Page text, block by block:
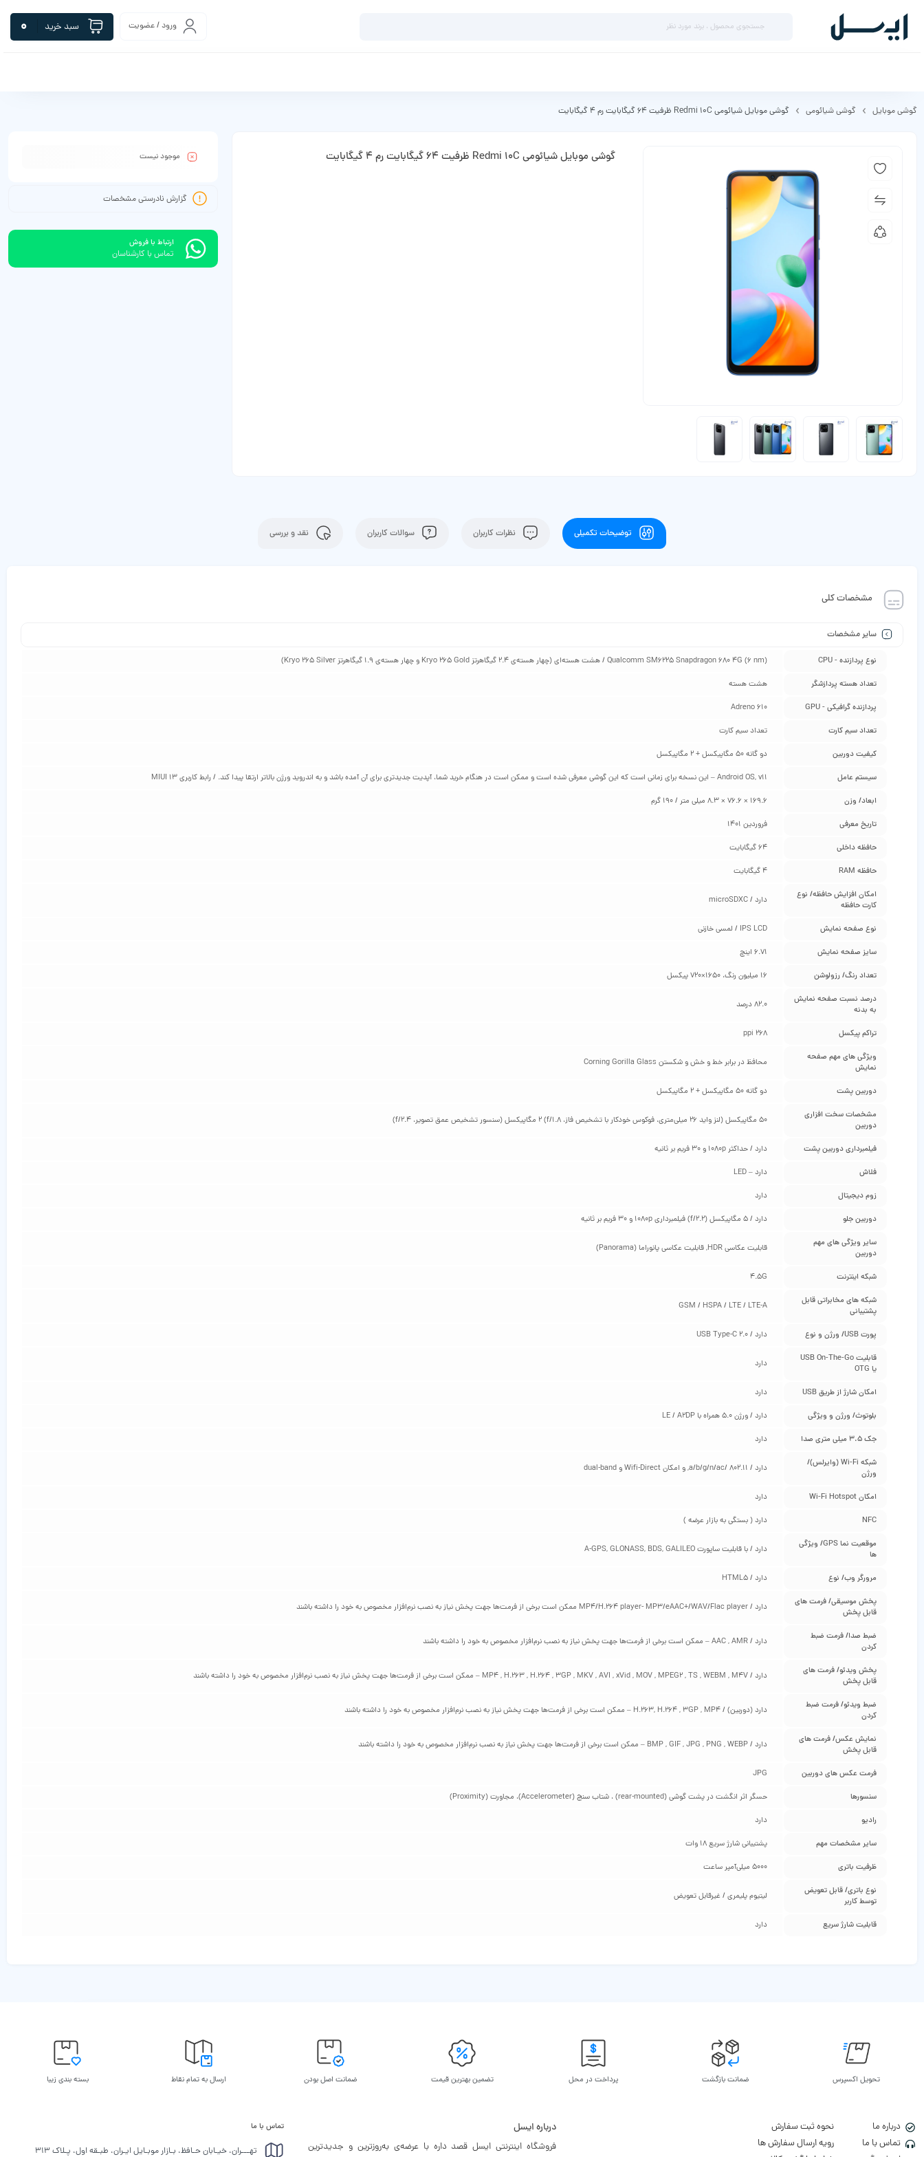
ورود / عضویت سبد خرید 0
گوشی موبایل گوشی شیائومی گوشی موبایل شیائومی Redmi 10C ظرفیت 64 گیگابایت رم 4 گیگابایت
گوشی موبایل شیائومی Redmi 10C ظرفیت 64 گیگابایت رم 4 گیگابایت موجود نیست
گزارش نادرستی مشخصات
ارتباط با فروش
تماس با کارشناسان
توضیحات تکمیلی نظرات کاربران سوالات کاربران نقد و بررسی
مشخصات کلی
سایر مشخصات
نوع پردازنده - CPU Qualcomm SM6225 Snapdragon 680 4G (6 nm) / هشت هسته‌ای (چهار هسته‌ی 2.4 گیگاهرتز Kryo 265 Gold و چهار هسته‌ی 1.9 گیگاهرتز Kryo 265 Silver)
تعداد هسته پردازشگر هشت هسته
پردازنده گرافیکی - GPU Adreno 610
تعداد سیم کارت تعداد سیم کارت
کیفیت دوربین دو گانه 50 مگاپیکسل + 2 مگاپیکسل
سیستم عامل Android OS, v11 – این نسخه برای زمانی است که این گوشی معرفی شده است و ممکن است در هنگام خرید شما، آپدیت جدیدتری برای آن آمده باشد و به اندروید ورژن بالاتر ارتقا پیدا کند. / رابط کاربری MIUI 13
ابعاد/ وزن 169.6 × 76.6 × 8.3 میلی متر / 190 گرم
تاریخ معرفی فروردین 1401
حافظه داخلی 64 گیگابایت
حافظه RAM 4 گیگابایت
امکان افزایش حافظه/ نوع
کارت حافظه
دارد / microSDXC
نوع صفحه نمایش IPS LCD / لمسی خازنی
سایز صفحه نمایش 6.71 اینچ
تعداد رنگ/ رزولوشن 16 میلیون رنگ، 1650×720 پیکسل
درصد نسبت صفحه نمایش
به بدنه
82.0 درصد
تراکم پیکسل 268 ppi
ویژگی‌ های مهم صفحه
نمایش
محافظ در برابر خط و خش و شکستن Corning Gorilla Glass
دوربین پشت دو گانه 50 مگاپیکسل + 2 مگاپیکسل
مشخصات سخت‌ افزاری
دوربین
50 مگاپیکسل (لنز واید 26 میلی‌متری، فوکوس خودکار با تشخیص فاز، f/1.8) 2 مگاپیکسل (سنسور تشخیص عمق تصویر، f/2.4)
فیلمبرداری دوربین پشت دارد / حداکثر 1080p و 30 فریم بر ثانیه
فلاش دارد – LED
زوم دیجیتال دارد
دوربین جلو دارد / 5 مگاپیکسل (f/2.2) فیلمبرداری 1080p و 30 فریم بر ثانیه
سایر ویژگی‌ های مهم
دوربین
قابلیت عکاسی HDR, قابلیت عکاسی پانوراما (Panorama)
شبکه اینترنت 4.5G
شبکه‌ های مخابراتی قابل
پشتیبانی
GSM / HSPA / LTE / LTE-A
پورت USB/ ورژن و نوع دارد / USB Type-C 2.0
قابلیت USB On-The-Go
یا OTG
دارد
امکان شارژ از طریق USB دارد
بلوتوث/ ورژن و ویژگی دارد / ورژن 5.0 همراه با LE / A2DP
جک 3.5 میلی متری صدا دارد
شبکه Wi-Fi (وایرلس)/
ورژن
دارد / 802.11 /a/b/g/n/ac, و امکان Wifi-Direct و dual-band
امکان Wi-Fi Hotspot دارد
NFC دارد ( بستگی به بازار عرضه )
موقعیت‌ نما GPS/ ویژگی‌
ها
دارد / با قابلیت ساپورت A-GPS, GLONASS, BDS, GALILEO
مرورگر وب/ نوع دارد / HTML5
پخش موسیقی/ فرمت‌ های
قابل پخش
دارد / MP4/H.264 player- MP3/eAAC+/WAV/Flac player ممکن است برخی از فرمت‌ها جهت پخش نیاز به نصب نرم‌افزار مخصوص به خود را داشته باشند
ضبط صدا/ فرمت ضبط
کردن
دارد / AAC , AMR – ممکن است برخی از فرمت‌ها جهت پخش نیاز به نصب نرم‌افزار مخصوص به خود را داشته باشند
پخش ویدئو/ فرمت‌ های
قابل پخش
دارد / MP4 , H.263 , H.264 , 3GP , MKV , AVI , xVid , MOV , MPEG2 , TS , WEBM , M4V – ممکن است برخی از فرمت‌ها جهت پخش نیاز به نصب نرم‌افزار مخصوص به خود را داشته باشند
ضبط ویدئو/ فرمت ضبط
کردن
دارد (دوربین) / H.263, H.264 , 3GP , MP4 – ممکن است برخی از فرمت‌ها جهت پخش نیاز به نصب نرم‌افزار مخصوص به خود را داشته باشند
نمایش عکس/ فرمت‌ های
قابل پخش
دارد / BMP , GIF , JPG , PNG , WEBP – ممکن است برخی از فرمت‌ها جهت پخش نیاز به نصب نرم‌افزار مخصوص به خود را داشته باشند
فرمت عکس‌ های دوربین JPG
سنسورها حسگر اثر انگشت در پشت گوشی (rear-mounted) ، شتاب سنج (Accelerometer)، مجاورت (Proximity)
رادیو دارد
سایر مشخصات مهم پشتیبانی شارژ سریع 18 وات
ظرفیت باتری 5000 میلی‌آمپر ساعت
نوع باتری/ قابل تعویض
توسط کاربر
لیتیوم پلیمری / غیرقابل تعویض
قابلیت شارژ سریع دارد
تحویل اکسپرس ضمانت بازگشت پرداخت در محل تضمین بهترین قیمت ضمانت اصل بودن ارسال به تمام نقاط بسته بندی زیبا
درباره ما
تماس با ما
نحوه ثبت سفارش
رویه ارسال سفارش ها
درباره ایسل
فروشگاه اینترنتی ایسل قصد داره با عرضه‌ی به‌روزترین و جدیدترین
تماس با ما
تهـــران، خیـابان حـافظ، بـازار موبـایل ایـران، طبـقه اول، پـلاک ۳۱۳